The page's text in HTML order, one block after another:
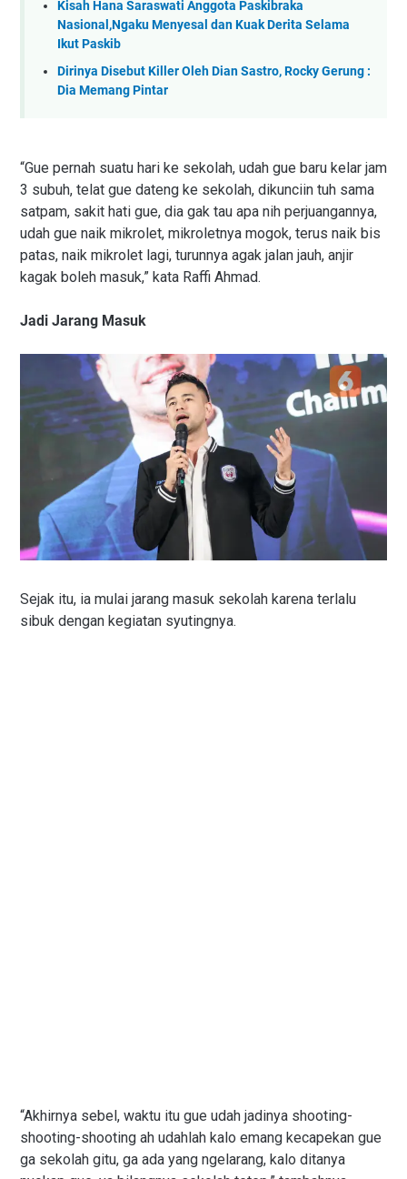
Kisah Hana Saraswati Anggota Paskibraka
Nasional,Ngaku Menyesal dan Kuak Derita Selama
Ikut Paskib
Dirinya Disebut Killer Oleh Dian Sastro, Rocky Gerung :
Dia Memang Pintar
“Gue pernah suatu hari ke sekolah, udah gue baru kelar jam
3 subuh, telat gue dateng ke sekolah, dikunciin tuh sama
satpam, sakit hati gue, dia gak tau apa nih perjuangannya,
udah gue naik mikrolet, mikroletnya mogok, terus naik bis
patas, naik mikrolet lagi, turunnya agak jalan jauh, anjir
kagak boleh masuk,” kata Raffi Ahmad.
Jadi Jarang Masuk
Sejak itu, ia mulai jarang masuk sekolah karena terlalu
sibuk dengan kegiatan syutingnya.
“Akhirnya sebel, waktu itu gue udah jadinya shooting-
shooting-shooting ah udahlah kalo emang kecapekan gue
ga sekolah gitu, ga ada yang ngelarang, kalo ditanya